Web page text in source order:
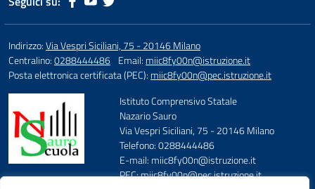
Indirizzo:Via Vespri Siciliani, 75 - 20146 Milano
Centralino:0288444486 Email: miic8fy00n@istruzione.it
Posta elettronica certificata (PEC): miic8fy00n@pec.istruzione.it
Istituto Comprensivo Statale
Nazario Sauro
Via Vespri Siciliani, 75 - 20146 Milano
Telefono: 0288444486
E-mail: miic8fy00n@istruzione.it
PEC: miic8fy00n@pec.istruzione.it